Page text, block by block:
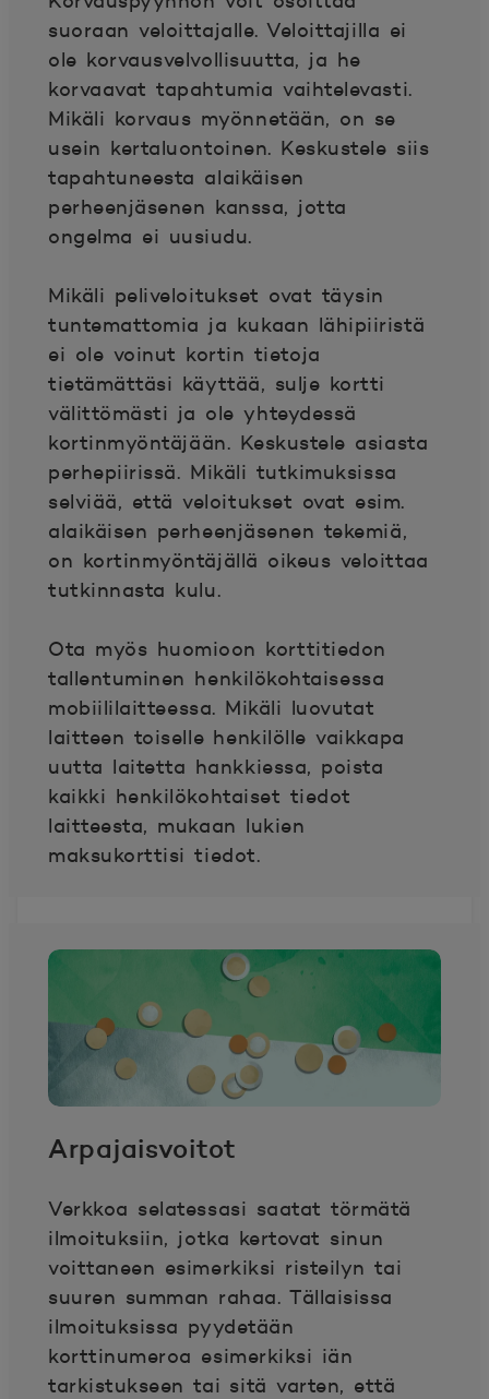
suoraan veloittajalle. Veloittajilla ei
ole korvausvelvollisuutta, ja he
korvaavat tapahtumia vaihtelevasti.
Mikäli korvaus myönnetään, on se
usein kertaluontoinen. Keskustele siis
tapahtuneesta alaikäisen
perheenjäsenen kanssa, jotta
ongelma ei uusiudu.
Mikäli peliveloitukset ovat täysin
tuntemattomia ja kukaan lähipiiristä
ei ole voinut kortin tietoja
tietämättäsi käyttää, sulje kortti
välittömästi ja ole yhteydessä
kortinmyöntäjään. Keskustele asiasta
perhepiirissä. Mikäli tutkimuksissa
selviää, että veloitukset ovat esim.
alaikäisen perheenjäsenen tekemiä,
on kortinmyöntäjällä oikeus veloittaa
tutkinnasta kulu.
Ota myös huomioon korttitiedon
tallentuminen henkilökohtaisessa
mobiililaitteessa. Mikäli luovutat
laitteen toiselle henkilölle vaikkapa
uutta laitetta hankkiessa, poista
kaikki henkilökohtaiset tiedot
laitteesta, mukaan lukien
maksukorttisi tiedot.
Arpajaisvoitot
Verkkoa selatessasi saatat törmätä
ilmoituksiin, jotka kertovat sinun
voittaneen esimerkiksi risteilyn tai
suuren summan rahaa. Tällaisissa
ilmoituksissa pyydetään
korttinumeroa esimerkiksi iän
tarkistukseen tai sitä varten, että